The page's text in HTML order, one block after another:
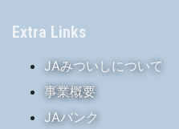
Extra Links
JAみついしについて
事業概要
JAバンク